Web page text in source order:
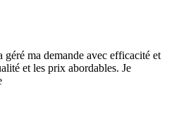
ma demande avec efficacité et
et les prix abordables. Je